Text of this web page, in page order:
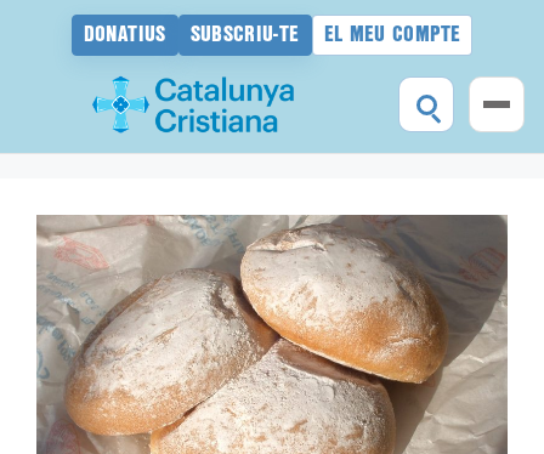
DONATIUS SUBSCRIU-TE EL MEU COMPTE
contingut